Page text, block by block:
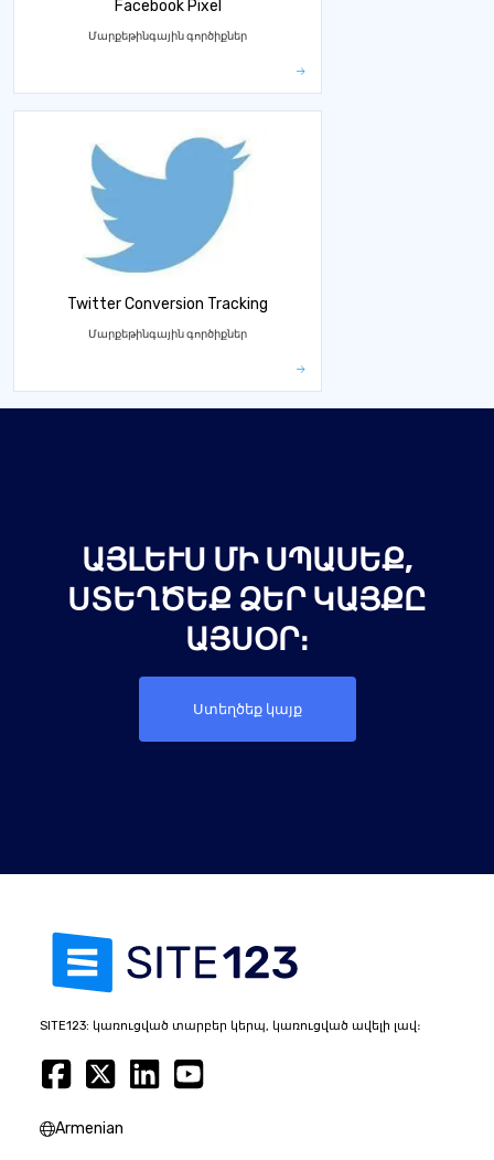
Facebook Pixel
Մարքեթինգային գործիքներ
Twitter Conversion Tracking
Մարքեթինգային գործիքներ
ԱՅԼԵՒՍ ՄԻ ՍՊԱՍԵՔ, Ս
ՏԵՂԾԵՔ ՁԵՐ ԿԱՅՔԸ Ա
ՅՍՕՐ։
Ստեղծեք կայք
SITE123: կառուցված տարբեր կերպ, կառուցված ավելի լավ։
Armenian